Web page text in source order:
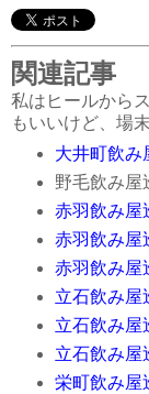
関連記事
私はヒールから
もいいけど、場
大井町飲み
野毛飲み屋
赤羽飲み屋
赤羽飲み屋
赤羽飲み屋
立石飲み屋
立石飲み屋
立石飲み屋
栄町飲み屋